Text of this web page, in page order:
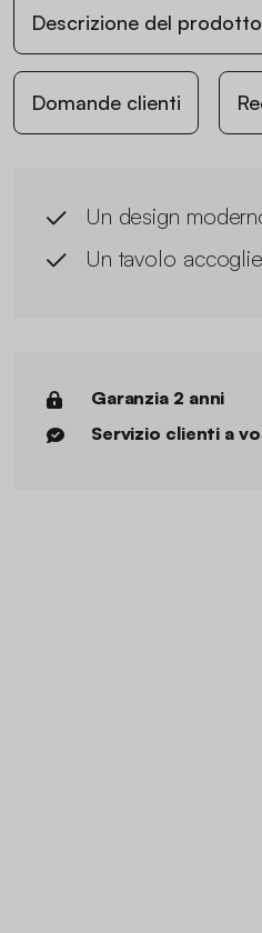
Descrizione del prodotto
Domande clienti
Un design
Un tavolo
Garanzia 2 anni
Servizio clienti a